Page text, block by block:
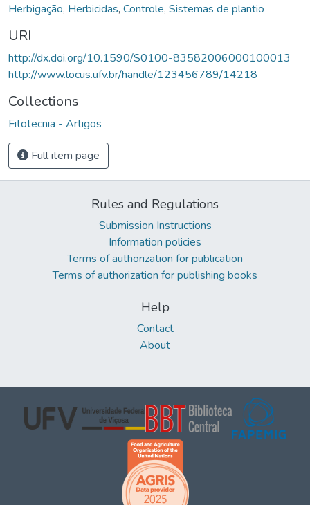
Herbigação, Herbicidas, Controle, Sistemas de plantio
URI
http://dx.doi.org/10.1590/S0100-83582006000100013
http://www.locus.ufv.br/handle/123456789/14218
Collections
Fitotecnia - Artigos
Full item page
Rules and Regulations
Submission Instructions
Information policies
Terms of authorization for publication
Terms of authorization for publishing books
Help
Contact
About